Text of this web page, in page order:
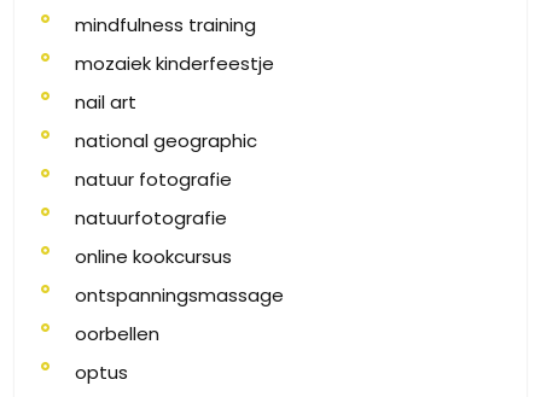
mindfulness training
mozaiek kinderfeestje
nail art
national geographic
natuur fotografie
natuurfotografie
online kookcursus
ontspanningsmassage
oorbellen
optus